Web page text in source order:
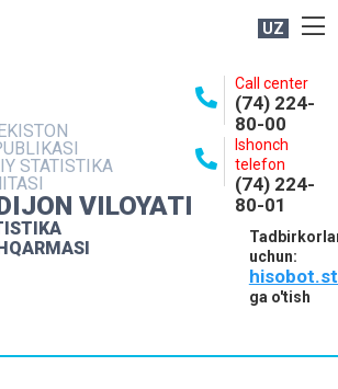
UZ
STATISTIKA
VILOYATI
Call center
(74) 224-
80-00
Ishonch
telefon
(74) 224-
80-01
uchun:
ga o'tish
NASHRLAR
INTERAKTIV XIZMATLAR
MATBUOT XIZMATI
MUROJAATLAR